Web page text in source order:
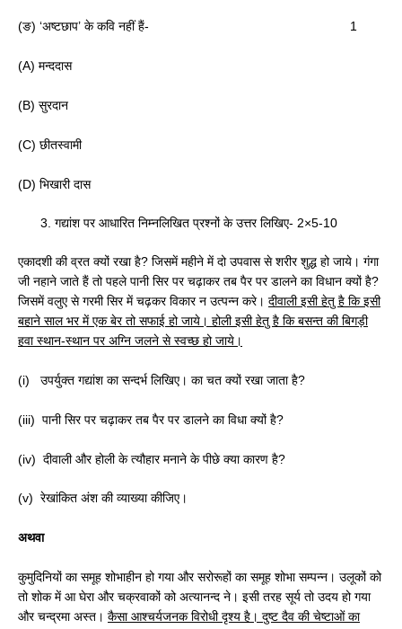
(ङ) ‘अष्टछाप’ के कवि नहीं हैं- 1
(A) मन्ददास
(B) सुरदान
(C) छीतस्वामी
(D) भिखारी दास
गद्यांश पर आधारित निम्नलिखित प्रश्नों के उत्तर लिखिए- 2×5-10
एकादशी की व्रत क्यों रखा है? जिसमें महीने में दो उपवास से शरीर शुद्ध हो जाये। गंगा
जी नहाने जाते हैं तो पहले पानी सिर पर चढ़ाकर तब पैर पर डालने का विधान क्यों है?
जिसमें वलुए से गरमी सिर में चढ़कर विकार न उत्पन्न करे। दीवाली इसी हेतु है कि इसी
बहाने साल भर में एक बेर तो सफाई हो जाये। होली इसी हेतु है कि बसन्त की बिगड़ी
हवा स्थान-स्थान पर अग्नि जलने से स्वच्छ हो जाये।
(i) उपर्युक्त गद्यांश का सन्दर्भ लिखिए। का चत क्यों रखा जाता है?
(iii) पानी सिर पर चढ़ाकर तब पैर पर डालने का विधा क्यों है?
(iv) दीवाली और होली के त्यौहार मनाने के पीछे क्या कारण है?
(v) रेखांकित अंश की व्याख्या कीजिए।
अथवा
कुमुदिनियों का समूह शोभाहीन हो गया और सरोरूहों का समूह शोभा सम्पन्न। उलूकों को
तो शोक में आ घेरा और चक्रवाकों को अत्यानन्द ने। इसी तरह सूर्य तो उदय हो गया
और चन्द्रमा अस्त। कैसा आश्चर्यजनक विरोधी दृश्य है। दुष्ट दैव की चेष्टाओं का